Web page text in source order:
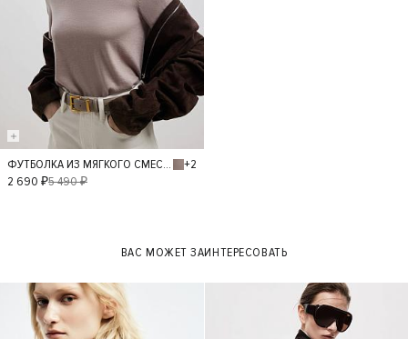
S L
ФУТБОЛКА ИЗ МЯГКОГО СМЕСОВОГО ТРИКОТАЖА
+2
2 690 ₽5 490 ₽
ВАС МОЖЕТ ЗАИНТЕРЕСОВАТЬ